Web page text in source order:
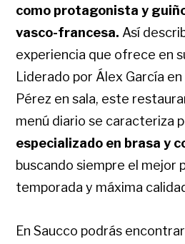
como protagonista y
vasco-francesa. Así
experiencia que ofrece en
Liderado por Álex García en
Pérez en sala, este
menú diario se caracteriza
especializado en brasa y
buscando siempre el mejor
temporada y máxima
En Saucco podrás